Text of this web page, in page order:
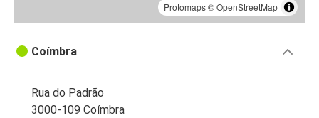
Protomaps©OpenStreetMap
Coímbra
Rua do Padrão
3000-109 Coímbra